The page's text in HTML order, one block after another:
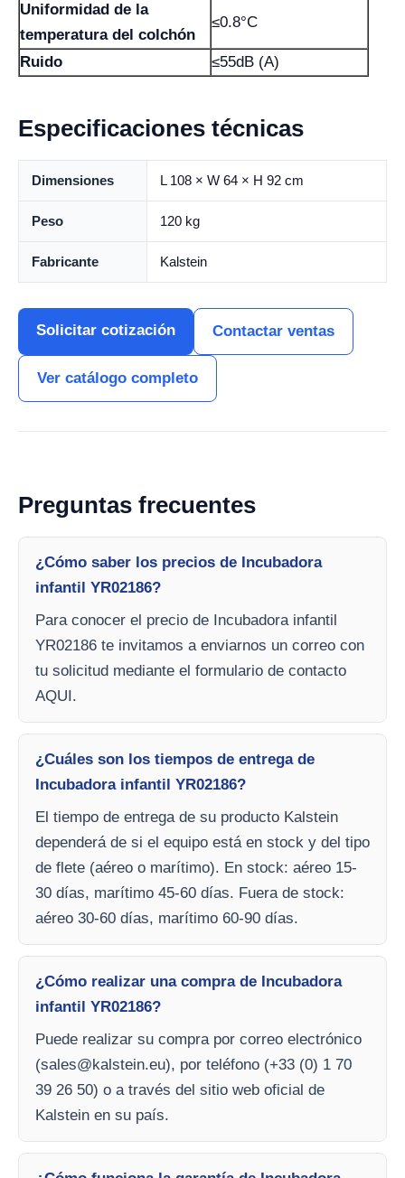
Uniformidad de la
temperatura del colchón
≤0.8°C
Ruido ≤55dB (A)
Especificaciones técnicas
Dimensiones L 108 × W 64 × H 92 cm
Peso 120 kg
Fabricante Kalstein
Solicitar cotización Contactar ventas
Ver catálogo completo
Preguntas frecuentes
¿Cómo saber los precios de Incubadora
infantil YR02186?
Para conocer el precio de Incubadora infantil
YR02186 te invitamos a enviarnos un correo con
tu solicitud mediante el formulario de contacto
AQUI.
¿Cuáles son los tiempos de entrega de
Incubadora infantil YR02186?
El tiempo de entrega de su producto Kalstein
dependerá de si el equipo está en stock y del tipo
de flete (aéreo o marítimo). En stock: aéreo 15-
30 días, marítimo 45-60 días. Fuera de stock:
aéreo 30-60 días, marítimo 60-90 días.
¿Cómo realizar una compra de Incubadora
infantil YR02186?
Puede realizar su compra por correo electrónico
(sales@kalstein.eu), por teléfono (+33 (0) 1 70
39 26 50) o a través del sitio web oficial de
Kalstein en su país.